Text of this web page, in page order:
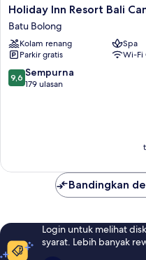
Holiday
Inn
Resort
Bali
Canggu
by
IHG
Holiday Inn Resort Bali
Batu Bolong
Kolam renang
Spa
Parkir gratis
Wi-Fi
9.6
dari
9,6 Sempurna
179 ulasan
Bandingkan
Login untuk melihat
syarat. Lebih banyak